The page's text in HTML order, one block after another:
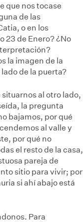
que nos tocase
de las
o en los
23 de Enero? ¿No
la imagen de la
de la puerta?
al otro lado,
la pregunta
bajamos, por qué
al valle y
por qué no
el resto de la casa,
pareja de
sitio para vivir; por
si ahí abajo está
Para